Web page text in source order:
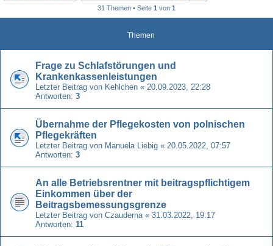
31 Themen • Seite 1 von 1
Themen
Frage zu Schlafstörungen und
Krankenkassenleistungen
Letzter Beitrag von Kehlchen « 20.09.2023, 22:28
Antworten: 3
Übernahme der Pflegekosten von polnischen
Pflegekräften
Letzter Beitrag von Manuela Liebig « 20.05.2022, 07:57
Antworten: 3
An alle Betriebsrentner mit beitragspflichtigem
Einkommen über der
Beitragsbemessungsgrenze
Letzter Beitrag von Czauderna « 31.03.2022, 19:17
Antworten: 11